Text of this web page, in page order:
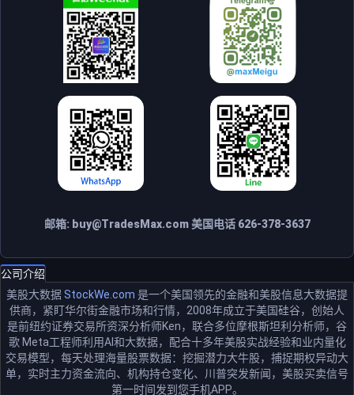
邮箱: buy@TradesMax.com美国电话 626-378-3637
公司介绍
美股大数据StockWe.com 是一个美国领先的金融和美股信息大数据提
供商，紧盯华尔街金融市场和行情，2008年成立于美国硅谷，创始人
是前纽约证券交易所资深分析师Ken，联合多位摩根斯坦利分析师，谷
歌 Meta工程师利用AI和大数据，配合十多年美股实战经验和业内量化
交易模型，每天处理海量股票数据：挖掘潜力大牛股，捕捉期权异动大
单，实时主力资金流向、机构持仓变化、川普突发新闻，美股买卖信号
第一时间发到您手机APP。